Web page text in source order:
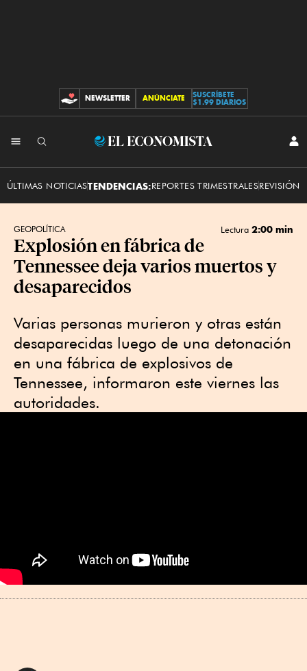
CONTRIBUCIONES
NEWSLETTER ANÚNCIATE
SUSCRÍBETE
$1.99 DIARIOS
El
ÚLTIMAS NOTICIASTENDENCIAS:REPORTES TRIMESTRALESREVISIÓN
GEOPOLÍTICA Lectura 2:00 min
Explosión en fábrica de
Tennessee deja varios muertos y
desaparecidos
Varias personas murieron y otras están
desaparecidas luego de una detonación
en una fábrica de explosivos de
Tennessee, informaron este viernes las
autoridades.